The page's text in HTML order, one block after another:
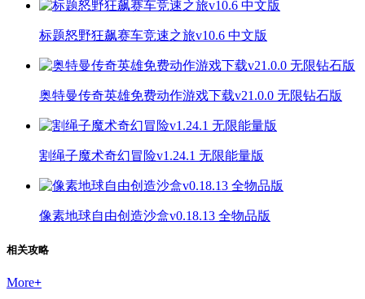
标题怒野狂飙赛车竞速之旅v10.6 中文版
奥特曼传奇英雄免费动作游戏下载v21.0.0 无限钻石版
割绳子魔术奇幻冒险v1.24.1 无限能量版
像素地球自由创造沙盒v0.18.13 全物品版
相关攻略
More+